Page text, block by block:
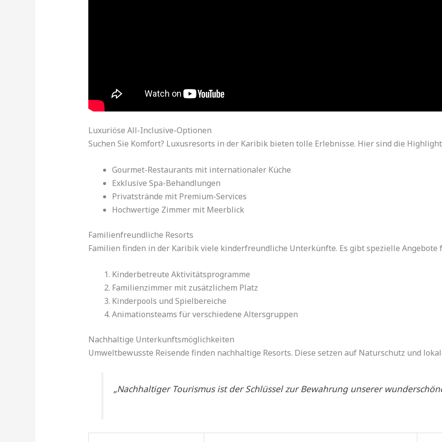
Luxuriöse All-Inclusive-Optionen
Suchen Sie Komfort? Luxusresorts in der Karibik bieten tolle Erlebnisse. Hier sind die
Gourmet-Restaurants mit internationaler Küche
Exklusive Spa-Behandlungen
Privatstrände mit Premium-Services
Hochwertige Zimmer mit Meerblick
Familienfreundliche Resorts
Familien finden in der Karibik viele kinderfreundliche Unterkünfte. Es gibt spezielle Angebote
Kinderbetreute Aktivitätsprogramme
Familienzimmer mit zusätzlichem Platz
Kinderpools und Spielbereiche
Animationsteams für verschiedene Altersgruppen
Nachhaltige Unterkunftsmöglichkeiten
Umweltbewusste Reisende finden nachhaltige Resorts. Diese setzen auf Naturschutz und
„Nachhaltiger Tourismus ist der Schlüssel zur Bewahrung unserer